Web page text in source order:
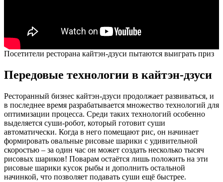
Посетители ресторана кайтэн-дзуси пытаются выиграть приз
Передовые технологии в кайтэн-дзуси
Ресторанный бизнес кайтэн-дзуси продолжает развиваться, и
в последнее время разрабатывается множество технологий для
оптимизации процесса. Среди таких технологий особенно
выделяется суши-робот, который готовит суши
автоматически. Когда в него помещают рис, он начинает
формировать овальные рисовые шарики с удивительной
скоростью – за один час он может создать несколько тысяч
рисовых шариков! Поварам остаётся лишь положить на эти
рисовые шарики кусок рыбы и дополнить остальной
начинкой, что позволяет подавать суши ещё быстрее.